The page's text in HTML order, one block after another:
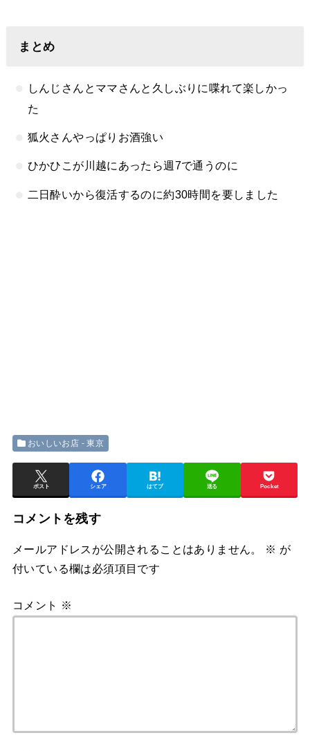
まとめ
しんじさんとママさんと久しぶりに喋れて楽しかっ
た
狐火さんやっぱりお酒強い
ひかひこが川越にあったら週7で通うのに
二日酔いから復活するのに約30時間を要しました
おいしいお店 - 東京
ポスト シェア はてブ 送る Pocket
コメントを残す
メールアドレスが公開されることはありません。 ※ が
付いている欄は必須項目です
コメント ※